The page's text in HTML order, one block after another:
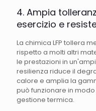
4. Ampia
esercizio e
La chimica LFP tollera
rispetto a molti altri
le prestazioni in
resilienza riduce il
calore e amplia la
può funzionare in
gestione termica.